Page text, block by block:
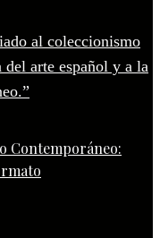
Contemporáneo: